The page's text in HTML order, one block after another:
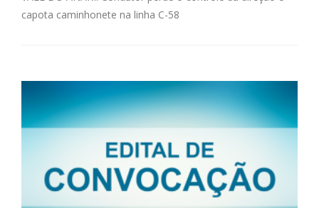
capota caminhonete na linha C-58